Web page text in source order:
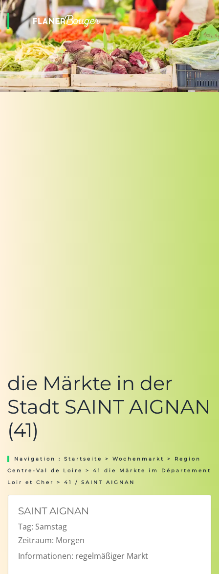
die Märkte in der
Stadt SAINT AIGNAN
(41)
Navigation : Startseite > Wochenmarkt > Region
Centre-Val de Loire
> 41 die Märkte im Département
Loir et Cher
> 41 / SAINT AIGNAN
SAINT AIGNAN
Tag: Samstag
Zeitraum: Morgen
Informationen: regelmäßiger Markt